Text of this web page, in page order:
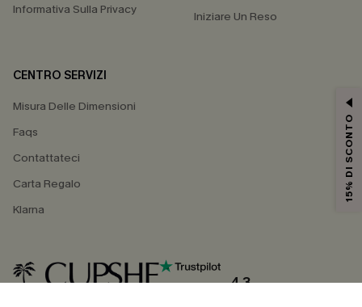
Informativa Sulla Privacy
Iniziare Un Reso
CENTRO SERVIZI
Misura Delle Dimensioni
Faqs
Contattateci
Carta Regalo
Klarna
4.3
15% DI SCONTO